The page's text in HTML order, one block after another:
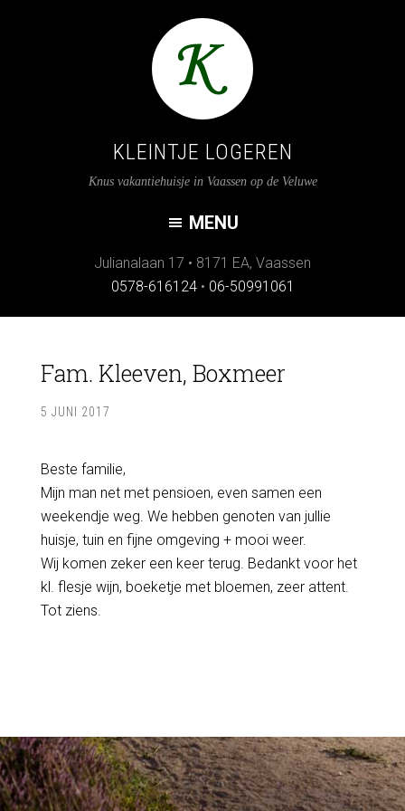
KLEINTJE LOGEREN
Knus vakantiehuisje in Vaassen op de Veluwe
Julianalaan 17 • 8171 EA, Vaassen
0578-616124 • 06-50991061
Fam. Kleeven, Boxmeer
5 JUNI 2017
Beste familie,
Mijn man net met pensioen, even samen een
weekendje weg. We hebben genoten van jullie
huisje, tuin en fijne omgeving + mooi weer.
Wij komen zeker een keer terug. Bedankt voor het
kl. flesje wijn, boeketje met bloemen, zeer attent.
Tot ziens.